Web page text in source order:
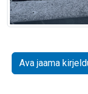
Ava jaama